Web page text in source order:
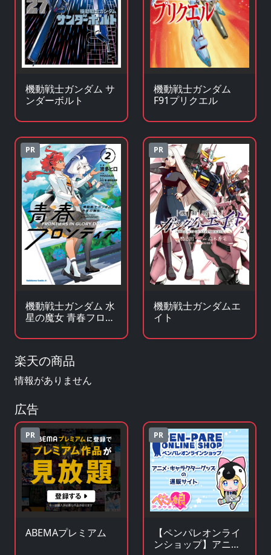
機動戦士ガンダム サ
ンダーボルト
機動戦士ガンダム
F91プリクエル
PR
機動戦士ガンダム 水
星の魔女 青春フロン
PR
機動戦士ガンダムエ
イト
楽天の商品
情報がありません
広告
PR
ABEMAプレミアム
PR
【ペンパレオンライ
ンショップ】アニ